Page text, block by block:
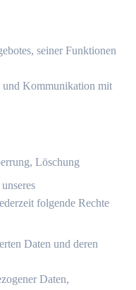
seiner Funktionen
Kommunikation mit
Löschung
folgende Rechte
Daten und deren
Daten,